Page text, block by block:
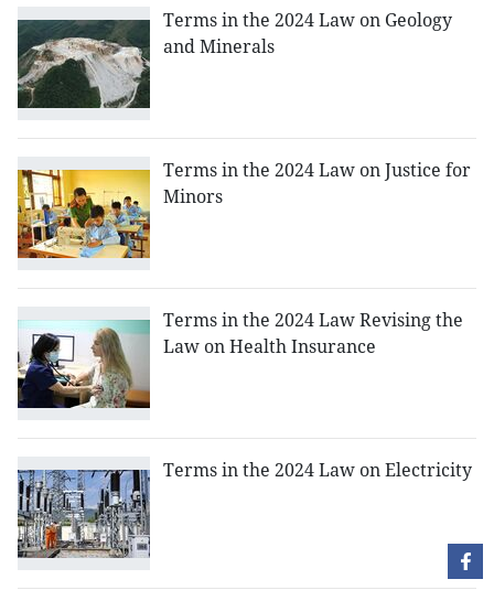
Terms in the 2024 Law on Geology
and Minerals
Terms in the 2024 Law on Justice for
Minors
Terms in the 2024 Law Revising the
Law on Health Insurance
Terms in the 2024 Law on Electricity